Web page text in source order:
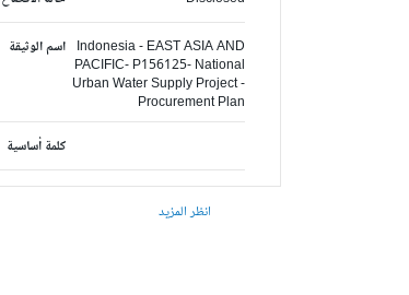
اسم الوثيقة Indonesia - EAST ASIA AND
PACIFIC- P156125- National
Urban Water Supply Project -
Procurement Plan
كلمة أساسية
انظر المزيد